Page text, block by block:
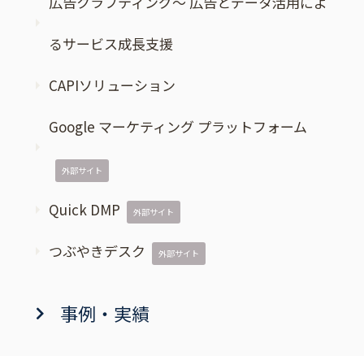
るサービス成長支援
CAPIソリューション
Google マーケティング プラットフォーム
外部サイト
Quick DMP 外部サイト
つぶやきデスク 外部サイト
事例・実績